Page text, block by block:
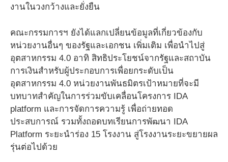
งานในวงกว้างและยั่งยืน
คณะกรรมการฯ ยังได้แลกเปลี่ยนข้อมูลที่เกี่ยวข้องกับ
หน่วยงานอื่นๆ ของรัฐและเอกชน เพิ่มเติม เพื่อนำไปสู่
อุตสาหกรรม 4.0 อาทิ สิทธิประโยชน์จากรัฐและสถาบัน
การเงินสำหรับผู้ประกอบการเพื่อยกระดับเป็น
อุตสาหกรรม 4.0 หน่วยงานพันธมิตรเป้าหมายที่จะมี
บทบาทสำคัญในการร่วมขับเคลื่อนโครงการ IDA
platform และการจัดการความรู้ เพื่อถ่ายทอด
ประสบการณ์ รวมทั้งถอดบทเรียนการพัฒนา IDA
Platform ระยะนำร่อง 15 โรงงาน สู่โรงงานระยะขยายผล
รุ่นต่อไปด้วย